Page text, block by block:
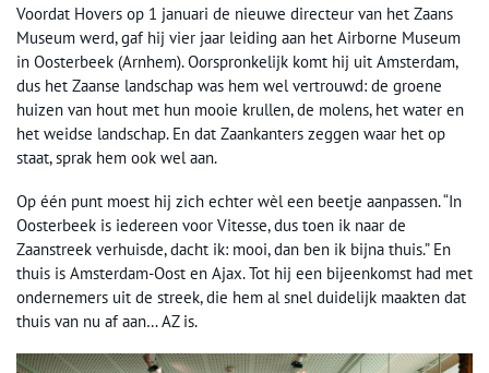
Voordat Hovers op 1 januari de nieuwe directeur van het Zaans
Museum werd, gaf hij vier jaar leiding aan het Airborne Museum
in Oosterbeek (Arnhem). Oorspronkelijk komt hij uit Amsterdam,
dus het Zaanse landschap was hem wel vertrouwd: de groene
huizen van hout met hun mooie krullen, de molens, het water en
het weidse landschap. En dat Zaankanters zeggen waar het op
staat, sprak hem ook wel aan.
Op één punt moest hij zich echter wèl een beetje aanpassen. “In
Oosterbeek is iedereen voor Vitesse, dus toen ik naar de
Zaanstreek verhuisde, dacht ik: mooi, dan ben ik bijna thuis.” En
thuis is Amsterdam-Oost en Ajax. Tot hij een bijeenkomst had met
ondernemers uit de streek, die hem al snel duidelijk maakten dat
thuis van nu af aan… AZ is.